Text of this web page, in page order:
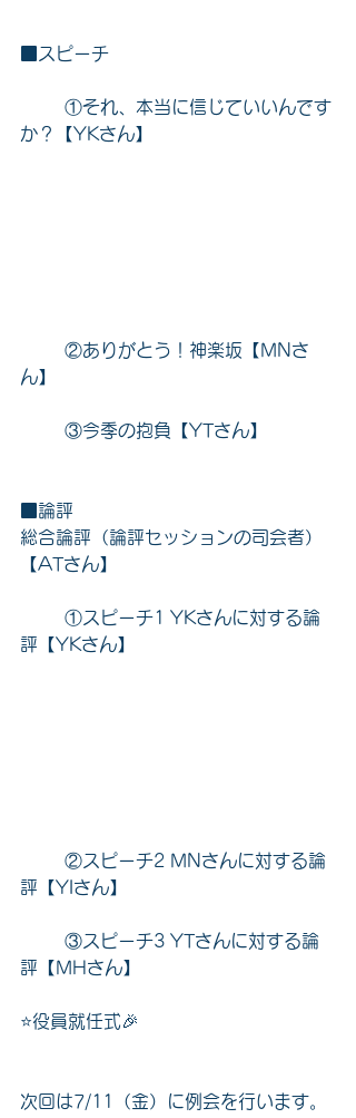
■スピーチ
か？【YKさん】
ん】
	③今季の抱負【YTさん】
■論評
総合論評（論評セッションの司会者）
【ATさん】
評【YKさん】
評【YIさん】
評【MHさん】
⭐️役員就任式🎉
次回は7/11（金）に例会を行います。